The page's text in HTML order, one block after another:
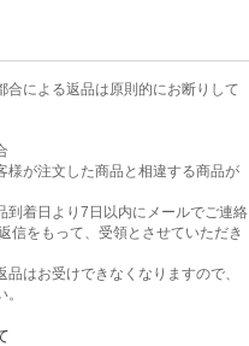
合による返品は原則的にお断りして
様が注文した商品と相違する商品が
到着日より7日以内にメールでご連絡
信をもって、受領とさせていただき
品はお受けできなくなりますので、